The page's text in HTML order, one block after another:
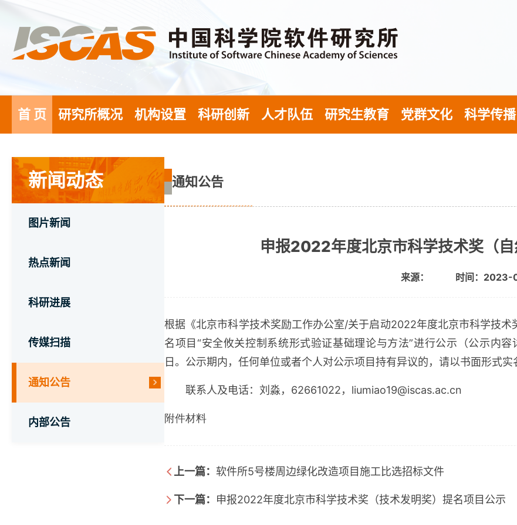
首 页 研究所概况 机构设置 科研创新 人才队伍 研究生教育 党群文化 科学传播
新闻动态
图片新闻
热点新闻
科研进展
传媒扫描
通知公告
内部公告
通知公告
申报2022年度北京市科学技术奖（
来源： 时间：2023-
根据《北京市科学技术奖励工作办公室/关于启动2022年度北京市科学技术
名项目 “安全攸关控制系统形式验证基础理论与方法”进行公示（公示内容
日。公示期内，任何单位或者个人对公示项目持有异议的，请以书面形式实
联系人及电话：刘淼， 62661022， liumiao19@iscas.ac.cn
附件材料
上一篇： 软件所5号楼周边绿化改造项目施工比选招标文件
下一篇： 申报2022年度北京市科学技术奖（技术发明奖）提名项目公示